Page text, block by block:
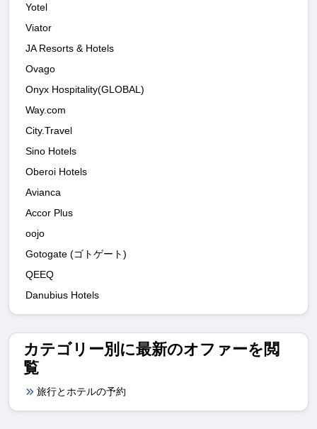
Yotel
Viator
JA Resorts & Hotels
Ovago
Onyx Hospitality(GLOBAL)
Way.com
City.Travel
Sino Hotels
Oberoi Hotels
Avianca
Accor Plus
oojo
Gotogate (ゴトゲート)
QEEQ
Danubius Hotels
カテゴリー別に最新のオファーを閲
覧
旅行とホテルの予約